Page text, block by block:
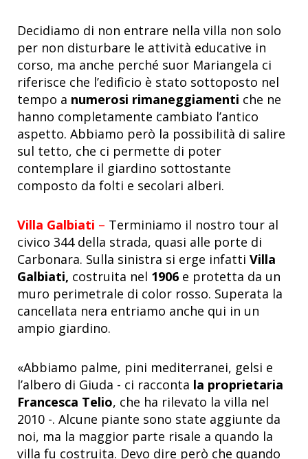
Decidiamo di non entrare nella villa non solo
per non disturbare le attività educative in
corso, ma anche perché suor Mariangela ci
riferisce che l’edificio è stato sottoposto nel
tempo a numerosi rimaneggiamenti che ne
hanno completamente cambiato l’antico
aspetto. Abbiamo però la possibilità di salire
sul tetto, che ci permette di poter
contemplare il giardino sottostante
composto da folti e secolari alberi.
Villa Galbiati – Terminiamo il nostro tour al
civico 344 della strada, quasi alle porte di
Carbonara. Sulla sinistra si erge infatti Villa
Galbiati, costruita nel 1906 e protetta da un
muro perimetrale di color rosso. Superata la
cancellata nera entriamo anche qui in un
ampio giardino.
«Abbiamo palme, pini mediterranei, gelsi e
l’albero di Giuda - ci racconta la proprietaria
Francesca Telio, che ha rilevato la villa nel
2010 -. Alcune piante sono state aggiunte da
noi, ma la maggior parte risale a quando la
villa fu costruita. Devo dire però che quando